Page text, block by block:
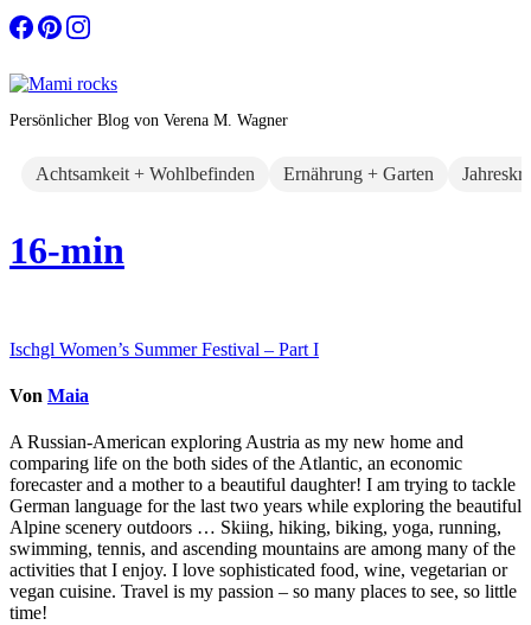
Zum
Inhalt
Persönlicher Blog von Verena M. Wagner
Achtsamkeit + Wohlbefinden Ernährung + Garten
16-min
Beitragsnavigation
Ischgl Women’s Summer Festival – Part I
Von Maia
A Russian-American exploring Austria as my new home and
comparing life on the both sides of the Atlantic, an economic
forecaster and a mother to a beautiful daughter! I am trying to tackle
German language for the last two years while exploring the beautiful
Alpine scenery outdoors … Skiing, hiking, biking, yoga, running,
swimming, tennis, and ascending mountains are among many of the
activities that I enjoy. I love sophisticated food, wine, vegetarian or
vegan cuisine. Travel is my passion – so many places to see, so little
time!